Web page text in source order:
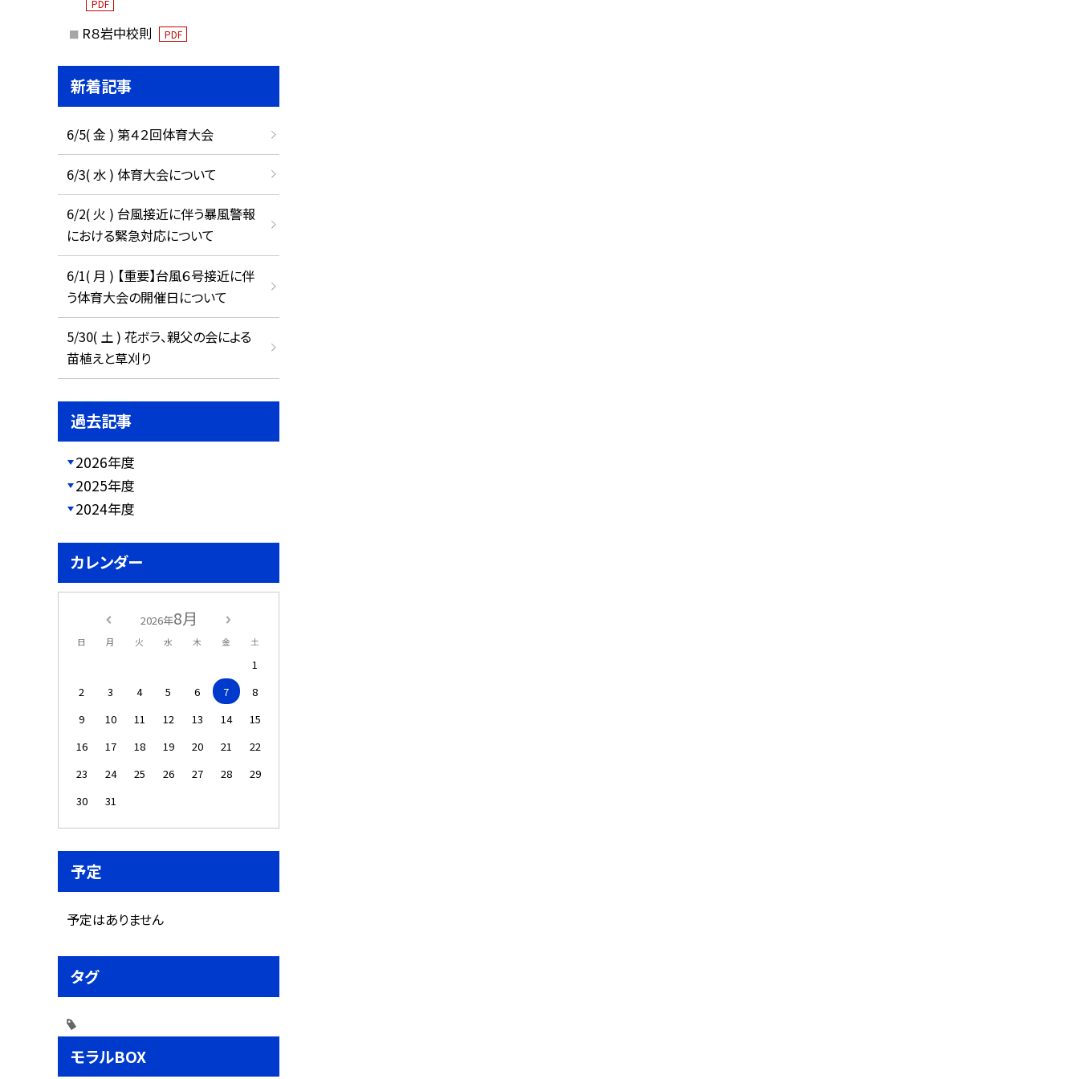
PDF
R８岩中校則 PDF
新着記事
6/5( 金 ) 第４２回体育大会
6/3( 水 ) 体育大会について
6/2( 火 ) 台風接近に伴う暴風警報
における緊急対応について
6/1( 月 ) 【重要】台風６号接近に伴
う体育大会の開催日について
5/30( 土 ) 花ボラ、親父の会による
苗植えと草刈り
過去記事
2026年度
2025年度
2024年度
カレンダー
2026年8月
日 月 火 水 木 金 土
1
2
3 4 5 6 7
8
9
10 11 12 13 14
15
16
17 18 19 20 21
22
23
24 25 26 27 28
29
30
31
予定
予定はありません
タグ
モラルBOX